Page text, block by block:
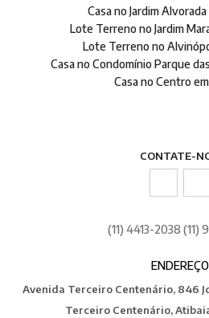
Casa no Jardim
Lote Terreno no Jardim
Lote Terreno no
Casa no Condomínio Parque
Casa no Centro
CONTATE-
(11) 4413-2038 (11)
ENDEREÇO
Avenida Terceiro Centenário, 846
Terceiro Centenário,